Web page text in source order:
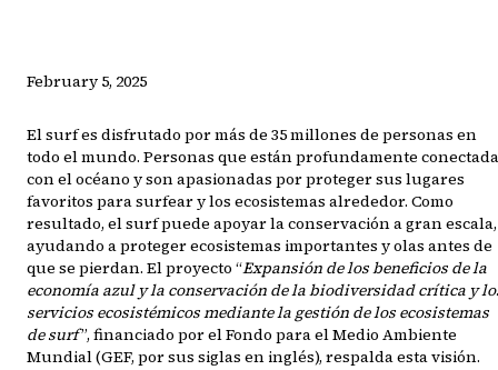
February 5, 2025
El surf es disfrutado por más de 35 millones de personas en
todo el mundo. Personas que están profundamente
con el océano y son apasionadas por proteger sus lugares
favoritos para surfear y los ecosistemas alrededor. Como
resultado, el surf puede apoyar la conservación a gran escala,
ayudando a proteger ecosistemas importantes y olas antes de
que se pierdan. El proyecto “Expansión de los beneficios de la
economía azul y la conservación de la biodiversidad crítica y
servicios ecosistémicos mediante la gestión de los ecosistemas
de surf”, financiado por el Fondo para el Medio Ambiente
Mundial (GEF, por sus siglas en inglés), respalda esta visión.